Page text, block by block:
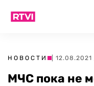
НОВОСТИ |
МЧС пока не